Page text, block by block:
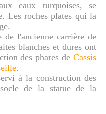
eaux turquoises, se
Les roches plates qui la
l'ancienne carrière de
blanches et dures ont
des phares de Cassis
.
à la construction des
de la statue de la